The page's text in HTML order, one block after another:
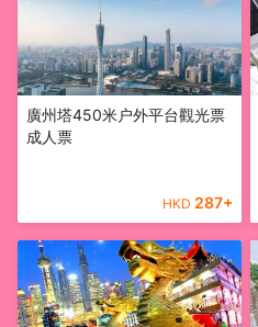
廣州塔450米户外平台觀光票
成人票
HKD 287+